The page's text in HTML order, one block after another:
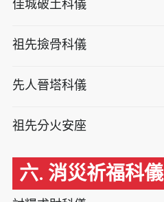
佳城破土科儀
祖先撿骨科儀
先人晉塔科儀
祖先分火安座
六. 消災祈福科儀